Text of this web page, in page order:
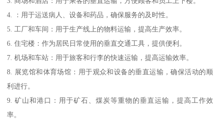
4. ：用于运送病人、设备和药品，确保服务的及时性。
5. 工厂和车间：用于生产线上的物料运输，提高生产效率。
6. 住宅楼：作为居民日常使用的垂直交通工具，提供便利。
7. 机场和车站：用于旅客和行李的快速运输，提高运输效率。
8. 展览馆和体育场馆：用于观众和设备的垂直运输，确保活动的顺
利进行。
9. 矿山和港口：用于矿石、煤炭等重物的垂直运输，提高工作效
率。